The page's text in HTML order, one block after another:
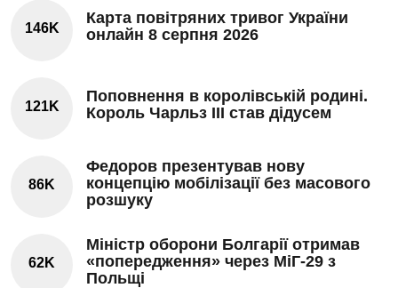
146K
Карта повітряних тривог України
онлайн 8 серпня 2026
121K
Поповнення в королівській родині.
Король Чарльз III став дідусем
86K
Федоров презентував нову
концепцію мобілізації без масового
розшуку
62K
Міністр оборони Болгарії отримав
«попередження» через МіГ-29 з
Польщі